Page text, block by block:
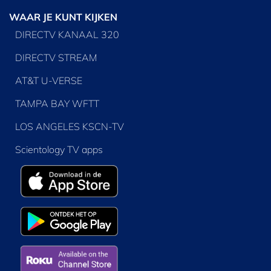
WAAR JE KUNT KIJKEN
DIRECTV KANAAL 320
DIRECTV STREAM
AT&T U-VERSE
TAMPA BAY WFTT
LOS ANGELES KSCN-TV
Scientology TV apps